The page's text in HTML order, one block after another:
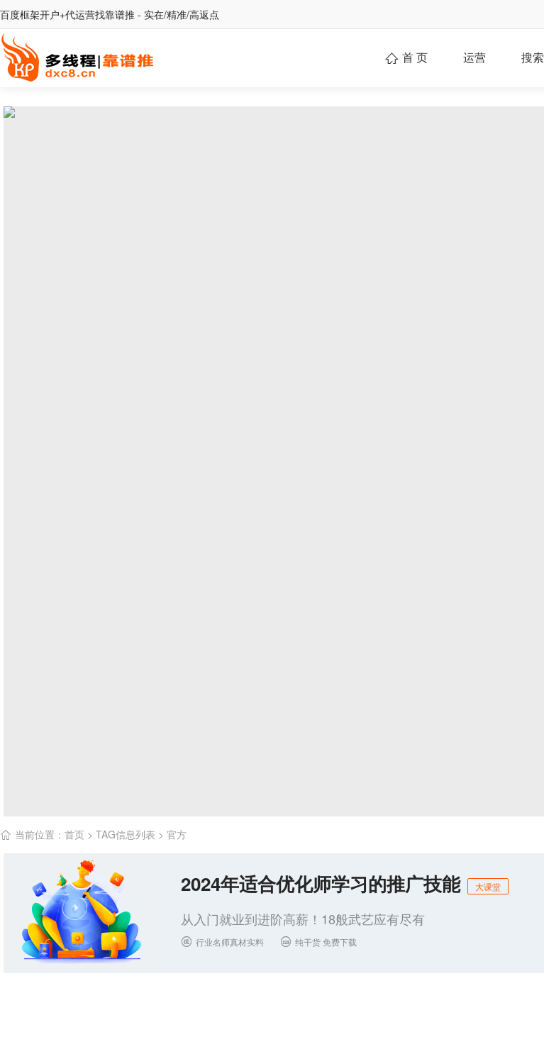
百度框架开户+代运营找靠谱推 - 实在/精准/高返点
 首 页 运营 搜索
 当前位置： 首页 > TAG信息列表 > 官方
2024年适合优化师学习的推广技能 大课堂
从入门就业到进阶高薪！18般武艺应有尽有
 行业名师真材实料  纯干货 免费下载